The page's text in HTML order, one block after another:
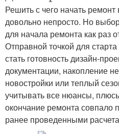
Решить с чего начать ремонт
довольно непросто. Но
для начала ремонта как раз
Отправной точкой для
стать готовность дизайн-
документации, накопление
новостройки или теплый
учитывать все нюансы,
окончание ремонта совпало
ранее проведенными